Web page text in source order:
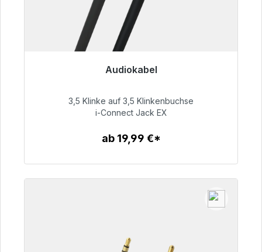
Audiokabel
51,99 €
3,5 Klinke auf 3,5 Klinkenbuchse
i-Connect Jack EX
ab 19,99 €*